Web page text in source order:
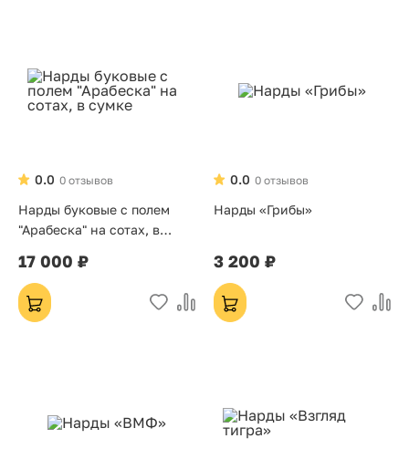
0 отзывов
0.0
Нарды буковые с полем
"Арабеска" на сотах, в
17 000 ₽
0 отзывов
0.0
Нарды «Грибы»
3 200 ₽